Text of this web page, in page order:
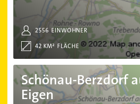
EINWOHNER
2556
FLÄCHE
42 KM²
Schönau-Berzdorf
Eigen
Schönau-Berzdorf auf dem Eigen